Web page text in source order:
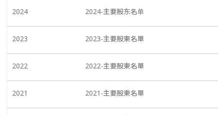
2024 2024-主要股东名单
2023 2023-主要股東名單
2022 2022-主要股東名單
2021 2021-主要股東名單